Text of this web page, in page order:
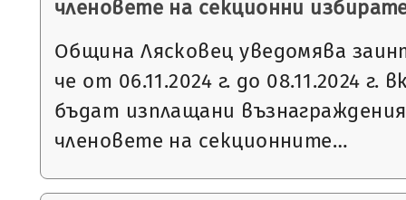
членовете на секционни
Община Лясковец уведомява
че от 06.11.2024 г. до 08.11.2024 г.
бъдат изплащани
членовете на секционните…